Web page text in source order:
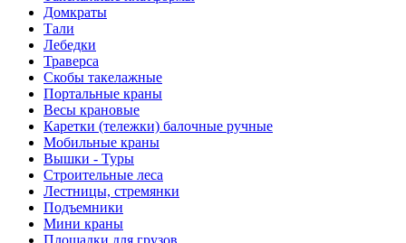
Домкраты
Тали
Лебедки
Траверса
Скобы такелажные
Портальные краны
Весы крановые
Каретки (тележки) балочные ручные
Мобильные краны
Вышки - Туры
Строительные леса
Лестницы, стремянки
Подъемники
Мини краны